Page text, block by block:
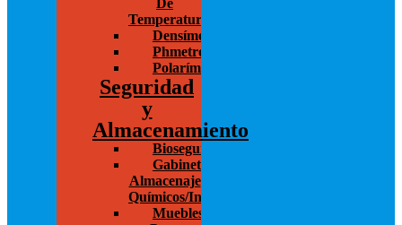
Temperatura
Densímetros
Phmetros
Polarímetros
Seguridad
y
Almacenamiento
Bioseguridad
Gabinetes
Almacenaje
Químicos/Inflamables
Muebles